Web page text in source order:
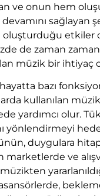
ve onun hem
sağlayan
oluşturduğu etkiler
de zaman zaman
müzik bir ihtiyaç
bazı
kullanılan
yardımcı olur.
yönlendirmeyi
duygulara
marketlerde ve